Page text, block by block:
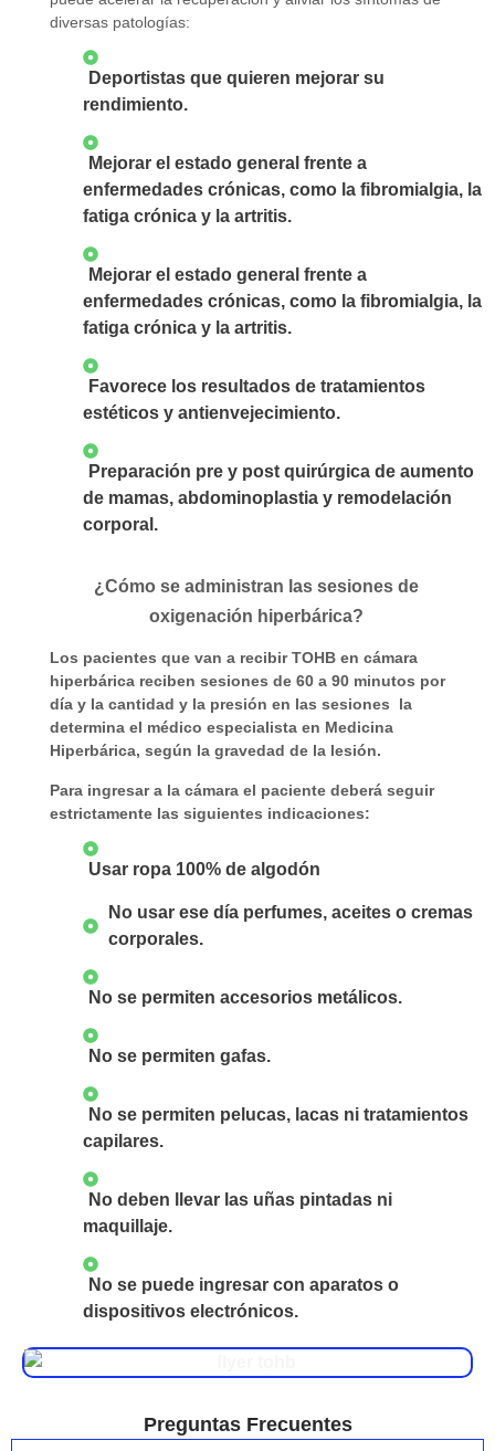
diversas patologías:
Deportistas que quieren mejorar su
rendimiento.
Mejorar el estado general frente a
enfermedades crónicas, como la fibromialgia, la
fatiga crónica y la artritis.
Mejorar el estado general frente a
enfermedades crónicas, como la fibromialgia, la
fatiga crónica y la artritis.
Favorece los resultados de tratamientos
estéticos y antienvejecimiento.
Preparación pre y post quirúrgica de aumento
de mamas, abdominoplastia y remodelación
corporal.
¿Cómo se administran las sesiones de
oxigenación hiperbárica?
Los pacientes que van a recibir TOHB en cámara
hiperbárica reciben sesiones de 60 a 90 minutos por
día y la cantidad y la presión en las sesiones la
determina el médico especialista en Medicina
Hiperbárica, según la gravedad de la lesión.
Para ingresar a la cámara el paciente deberá seguir
estrictamente las siguientes indicaciones:
Usar ropa 100% de algodón
No usar ese día perfumes, aceites o cremas
corporales.
No se permiten accesorios metálicos.
No se permiten gafas.
No se permiten pelucas, lacas ni tratamientos
capilares.
No deben llevar las uñas pintadas ni
maquillaje.
No se puede ingresar con aparatos o
dispositivos electrónicos.
Preguntas Frecuentes